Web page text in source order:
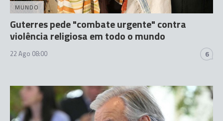
MUNDO
Guterres pede "combate urgente" contra
violência religiosa em todo o mundo
22 Ago 08:00 6